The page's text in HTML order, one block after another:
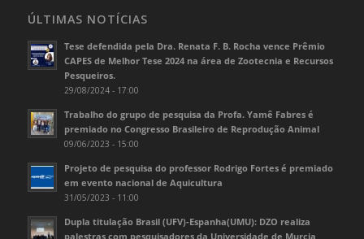
ÚLTIMAS NOTÍCIAS
Tese defendida pela Dra. Renata F. B. Rocha vence Prêmio
CAPES de Melhor Tese 2024 na área de Zootecnia e Recursos
Pesqueiros.
29/08/2024 - 17:00
Trabalho do grupo de pesquisa da Profa. Yamê Fabres é
premiado no Congresso Brasileiro de Reprodução Animal
09/06/2023 - 15:00
Projeto de pesquisa do professor Rodrigo Fortes é premiado
em evento nacional de Aquicultura
31/05/2023 - 11:00
Dupla titulação Brasil (UFV)-Espanha(UMU): DZO realiza
palestras com pesquisadores da Universidade de Murcia